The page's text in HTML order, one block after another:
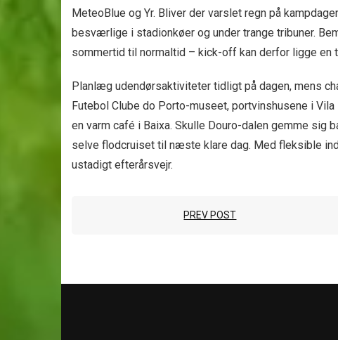
MeteoBlue og Yr. Bliver der varslet regn på
besværlige i stadionkøer og under trange tribuner.
sommertid til normaltid – kick-off kan derfor ligge en
Planlæg udendørsaktiviteter tidligt på dagen, mens
Futebol Clube do Porto-museet, portvinshusene i
en varm café i Baixa. Skulle Douro-dalen gemme sig
selve flodcruiset til næste klare dag. Med fleksible
ustadigt efterårsvejr.
PREV POST